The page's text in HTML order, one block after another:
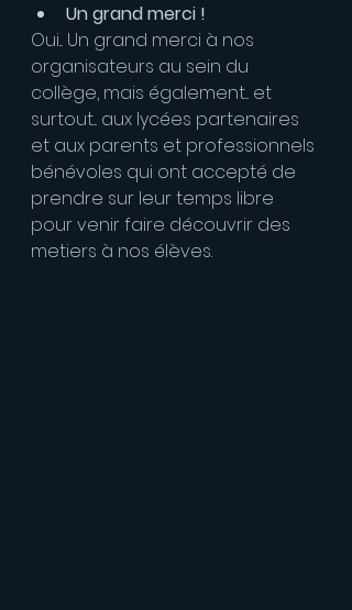
Un grand merci !
Oui... Un grand merci à nos
organisateurs au sein du
collège, mais également... et
surtout... aux lycées partenaires
et aux parents et professionnels
bénévoles qui ont accepté de
prendre sur leur temps libre
pour venir faire découvrir des
metiers à nos élèves.